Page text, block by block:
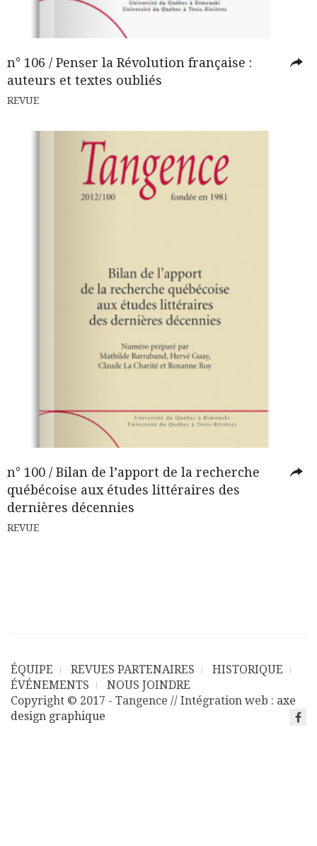
n° 106 / Penser la Révolution française :
auteurs et textes oubliés
REVUE
n° 100 / Bilan de l’apport de la recherche
québécoise aux études littéraires des
dernières décennies
REVUE
ÉQUIPE REVUES PARTENAIRES
HISTORIQUE
ÉVÉNEMENTS
NOUS JOINDRE
Copyright © 2017 - Tangence // Intégration web : axe
design graphique